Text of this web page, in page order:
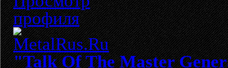
"Talk Of The Master